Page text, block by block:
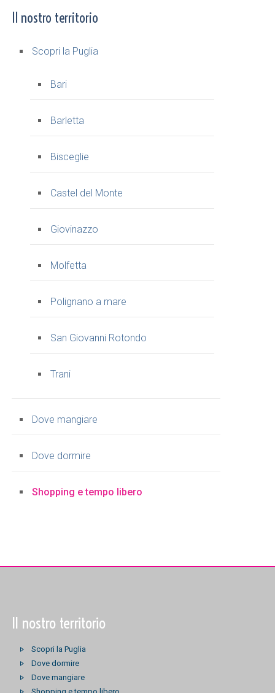
Il nostro territorio
Scopri la Puglia
Bari
Barletta
Bisceglie
Castel del Monte
Giovinazzo
Molfetta
Polignano a mare
San Giovanni Rotondo
Trani
Dove mangiare
Dove dormire
Shopping e tempo libero
Il nostro territorio
Scopri la Puglia
Dove dormire
Dove mangiare